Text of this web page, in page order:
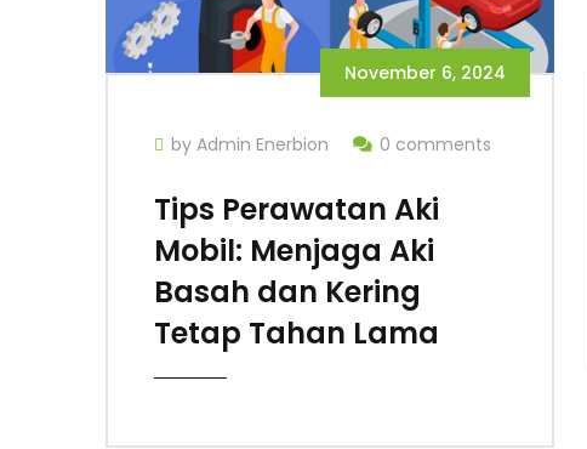
November 6, 2024
by Admin Enerbion 0 comments
Tips Perawatan Aki
Mobil: Menjaga Aki
Basah dan Kering
Tetap Tahan Lama